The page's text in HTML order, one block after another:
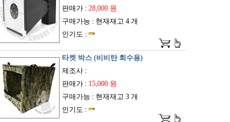
판매가 : 28,000 원
구매가능 : 현재재고 4 개
인기도 :
타켓 박스 (비비탄 회수용)
제조사 :
판매가 : 15,000 원
구매가능 : 현재재고 3 개
인기도 :